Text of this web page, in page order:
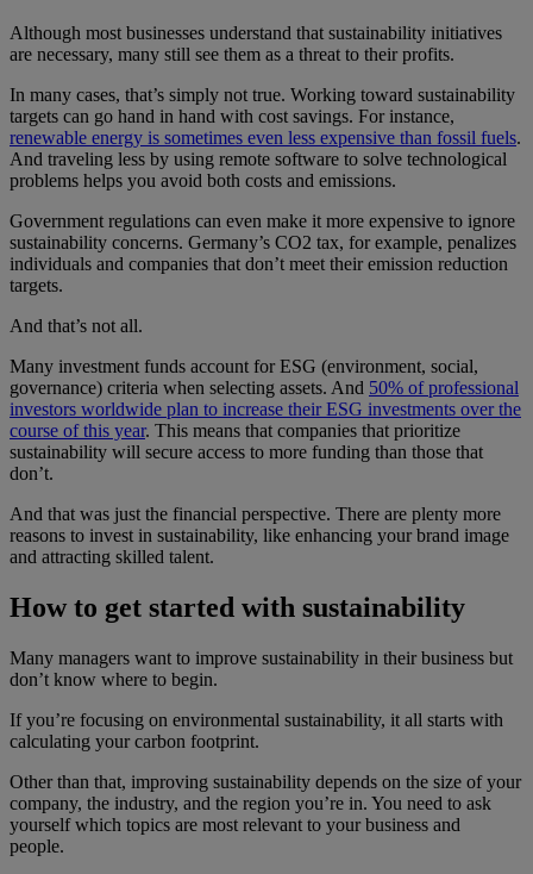
Although most businesses understand that sustainability initiatives
are necessary, many still see them as a threat to their profits.
In many cases, that’s simply not true. Working toward sustainability
targets can go hand in hand with cost savings. For instance,
renewable energy is sometimes even less expensive than fossil fuels.
And traveling less by using remote software to solve technological
problems helps you avoid both costs and emissions.
Government regulations can even make it more expensive to ignore
sustainability concerns. Germany’s CO2 tax, for example, penalizes
individuals and companies that don’t meet their emission reduction
targets.
And that’s not all.
Many investment funds account for ESG (environment, social,
governance) criteria when selecting assets. And 50% of professional
investors worldwide plan to increase their ESG investments over the
course of this year. This means that companies that prioritize
sustainability will secure access to more funding than those that
don’t.
And that was just the financial perspective. There are plenty more
reasons to invest in sustainability, like enhancing your brand image
and attracting skilled talent.
How to get started with sustainability
Many managers want to improve sustainability in their business but
don’t know where to begin.
If you’re focusing on environmental sustainability, it all starts with
calculating your carbon footprint.
Other than that, improving sustainability depends on the size of your
company, the industry, and the region you’re in. You need to ask
yourself which topics are most relevant to your business and
people.